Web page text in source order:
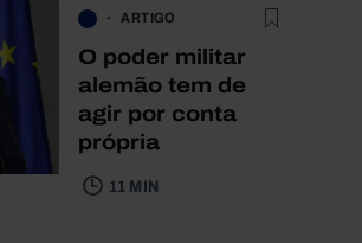
ARTIGO
O poder militar
alemão tem de
agir por conta
própria
11 MIN